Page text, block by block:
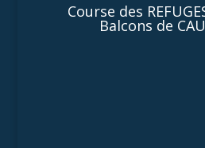
Course des
Balcons de